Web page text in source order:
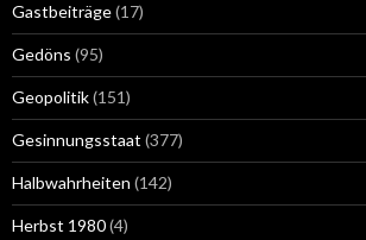
Gastbeiträge(17)
Gedöns (95)
Geopolitik(151)
Gesinnungsstaat (377)
Halbwahrheiten (142)
Herbst 1980(4)